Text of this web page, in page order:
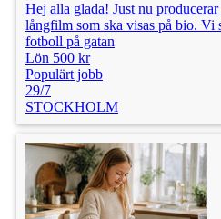
Hej alla glada! Just nu
långfilm som ska visas på bio. Vi
fotboll på gatan
Lön 500 kr
Populärt jobb
29/7
STOCKHOLM